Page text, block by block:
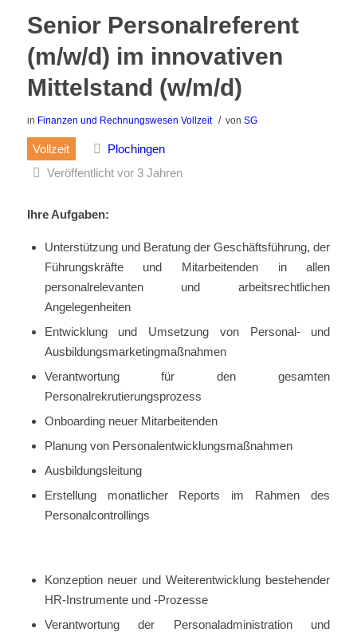
Senior Personalreferent
(m/w/d) im innovativen
Mittelstand (w/m/d)
in Finanzen und Rechnungswesen Vollzeit / von SG
Vollzeit
Plochingen
Veröffentlicht vor 3 Jahren
Ihre Aufgaben:
Unterstützung und Beratung der Geschäftsführung, der
Führungskräfte und Mitarbeitenden in allen
personalrelevanten und arbeitsrechtlichen
Angelegenheiten
Entwicklung und Umsetzung von Personal- und
Ausbildungsmarketingmaßnahmen
Verantwortung für den gesamten
Personalrekrutierungsprozess
Onboarding neuer Mitarbeitenden
Planung von Personalentwicklungsmaßnahmen
Ausbildungsleitung
Erstellung monatlicher Reports im Rahmen des
Personalcontrollings
Konzeption neuer und Weiterentwicklung bestehender
HR-Instrumente und -Prozesse
Verantwortung der Personaladministration und